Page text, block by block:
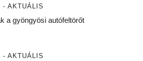
- AKTUÁLIS
a gyöngyösi autófeltörőt
- AKTUÁLIS